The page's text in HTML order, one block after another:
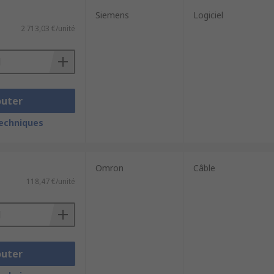
2 713,03 €/unité
Siemens Logiciel
118,47 €/unité
Omron Câble